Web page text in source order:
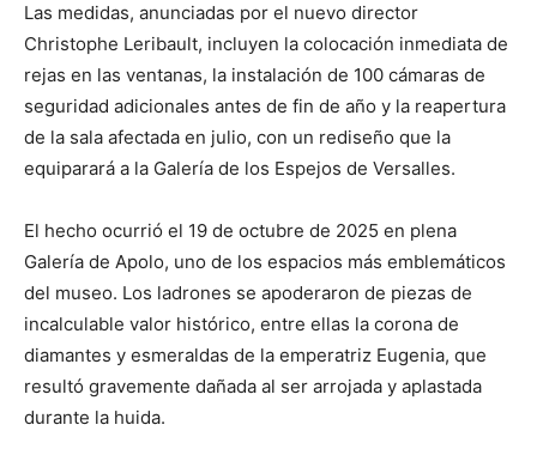
Las medidas, anunciadas por el nuevo director
Christophe Leribault, incluyen la colocación inmediata de
rejas en las ventanas, la instalación de 100 cámaras de
seguridad adicionales antes de fin de año y la reapertura
de la sala afectada en julio, con un rediseño que la
equiparará a la Galería de los Espejos de Versalles.
El hecho ocurrió el 19 de octubre de 2025 en plena
Galería de Apolo, uno de los espacios más emblemáticos
del museo. Los ladrones se apoderaron de piezas de
incalculable valor histórico, entre ellas la corona de
diamantes y esmeraldas de la emperatriz Eugenia, que
resultó gravemente dañada al ser arrojada y aplastada
durante la huida.